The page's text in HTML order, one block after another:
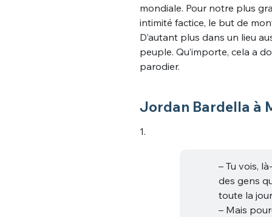
mondiale. Pour notre plus
intimité factice, le but de
D’autant plus dans un lieu
peuple. Qu’importe, cela a
parodier.
Jordan Bardella à
1.
– Tu vois,
des gens
toute la
– Mais